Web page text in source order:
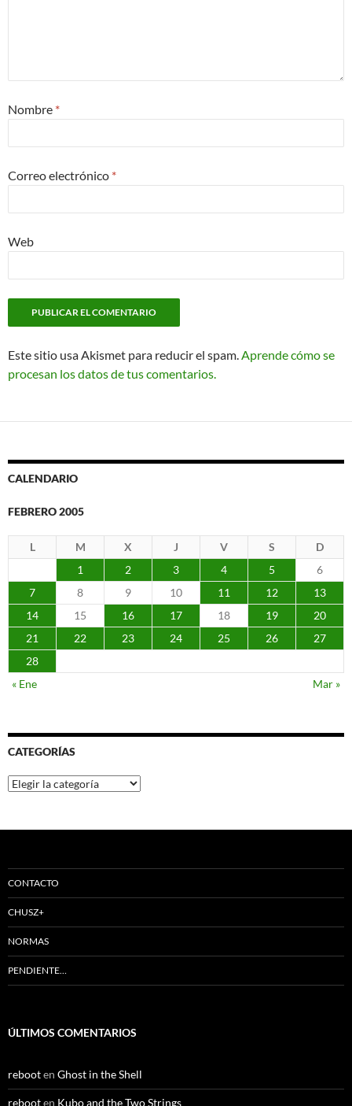
Nombre *
Correo electrónico *
Web
Este sitio usa Akismet para reducir el spam. Aprende cómo se
procesan los datos de tus comentarios.
CALENDARIO
FEBRERO 2005
L M X J V S
D
1
2 3 4 5
6
7
8 9 10 11 12
13
14
15 16 17 18 19
20
21
22 23 24 25 26
27
28
« Ene
Mar »
CATEGORÍAS
Categorías
CONTACTO
CHUSZ+
NORMAS
PENDIENTE…
ÚLTIMOS COMENTARIOS
rebooten Ghost in the Shell
rebooten Kubo and the Two Strings